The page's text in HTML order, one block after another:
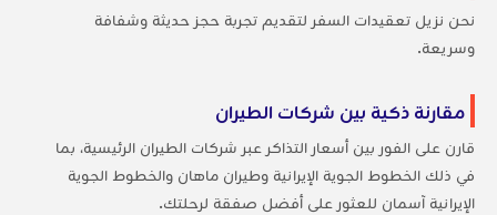
نحن نزيل تعقيدات السفر لتقديم تجربة حجز حديثة وشفافة
وسريعة.
مقارنة ذكية بين شركات الطيران
قارن على الفور بين أسعار التذاكر عبر شركات الطيران الرئيسية، بما
في ذلك الخطوط الجوية الإيرانية وطيران ماهان والخطوط الجوية
الإيرانية آسمان للعثور على أفضل صفقة لرحلتك.